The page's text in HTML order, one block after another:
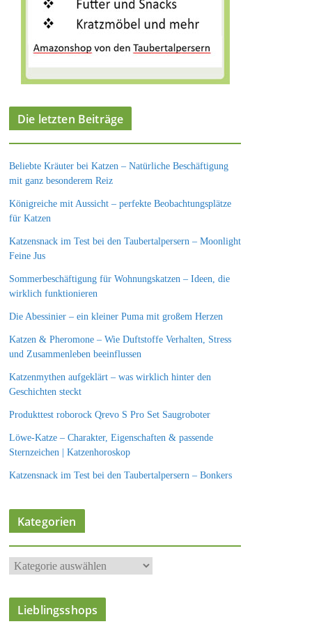
Die letzten Beiträge
Beliebte Kräuter bei Katzen – Natürliche Beschäftigung
mit ganz besonderem Reiz
Königreiche mit Aussicht – perfekte Beobachtungsplätze
für Katzen
Katzensnack im Test bei den Taubertalpersern – Moonlight
Feine Jus
Sommerbeschäftigung für Wohnungskatzen – Ideen, die
wirklich funktionieren
Die Abessinier – ein kleiner Puma mit großem Herzen
Katzen & Pheromone – Wie Duftstoffe Verhalten, Stress
und Zusammenleben beeinflussen
Katzenmythen aufgeklärt – was wirklich hinter den
Geschichten steckt
Produkttest roborock Qrevo S Pro Set Saugroboter
Löwe-Katze – Charakter, Eigenschaften & passende
Sternzeichen | Katzenhoroskop
Katzensnack im Test bei den Taubertalpersern – Bonkers
Kategorien
K
t
Lieblingsshops